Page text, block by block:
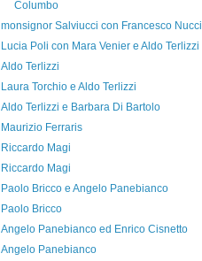
Columbo
monsignor Salviucci con Francesco Nucci
Lucia Poli con Mara Venier e Aldo Terlizzi
Aldo Terlizzi
Laura Torchio e Aldo Terlizzi
Aldo Terlizzi e Barbara Di Bartolo
Maurizio Ferraris
Riccardo Magi
Riccardo Magi
Paolo Bricco e Angelo Panebianco
Paolo Bricco
Angelo Panebianco ed Enrico Cisnetto
Angelo Panebianco